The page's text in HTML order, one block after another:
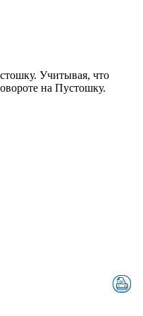
Учитывая, что
на Пустошку.